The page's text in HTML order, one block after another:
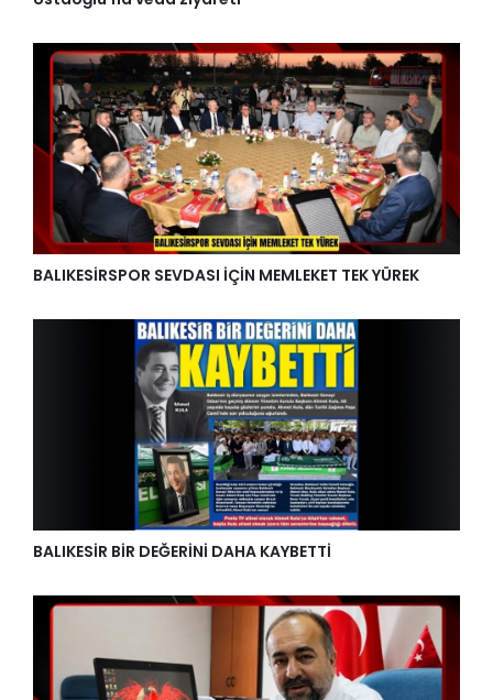
BALIKESİRSPOR SEVDASI İÇİN MEMLEKET TEK YÜREK
BALIKESİR BİR DEĞERİNİ DAHA KAYBETTİ